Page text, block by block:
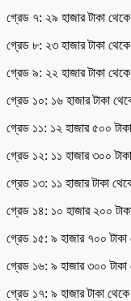
গ্রেড ৭: ২৯ হাজার টাকা থেকে
গ্রেড ৮: ২৩ হাজার টাকা
গ্রেড ৯: ২২ হাজার টাকা
গ্রেড ১০: ১৬ হাজার টাকা
গ্রেড ১১: ১২ হাজার ৫০০
গ্রেড ১২: ১১ হাজার ৩০০
গ্রেড ১৩: ১১ হাজার টাকা
গ্রেড ১৪: ১০ হাজার ২০০
গ্রেড ১৫: ৯ হাজার ৭০০ টাকা
গ্রেড ১৬: ৯ হাজার ৩০০ টাকা
গ্রেড ১৭: ৯ হাজার টাকা